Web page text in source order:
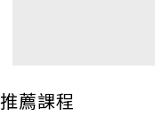
推薦課程